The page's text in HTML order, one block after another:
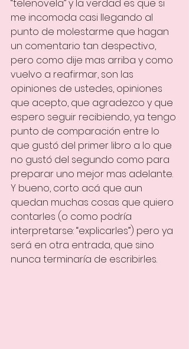
“telenovela” y la verdad es que si
me incomoda casi llegando al
punto de molestarme que hagan
un comentario tan despectivo,
pero como dije mas arriba y como
vuelvo a reafirmar, son las
opiniones de ustedes, opiniones
que acepto, que agradezco y que
espero seguir recibiendo, ya tengo
punto de comparación entre lo
que gustó del primer libro a lo que
no gustó del segundo como para
preparar uno mejor mas adelante.
Y bueno, corto acá que aun
quedan muchas cosas que quiero
contarles (o como podría
interpretarse: “explicarles”) pero ya
será en otra entrada, que sino
nunca terminaría de escribirles.